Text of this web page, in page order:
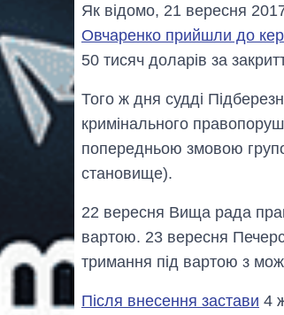
Як відомо, 21 вересня
Овчаренко прийшли до
50 тисяч доларів за
Того ж дня судді
кримінального
попередньою змовою
становище).
22 вересня Вища рада
вартою. 23 вересня
тримання під вартою з
Після внесення застави 4